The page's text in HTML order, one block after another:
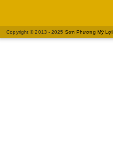
Copyright © 2013 - 2025 Sơn Phương Mỹ Lợi